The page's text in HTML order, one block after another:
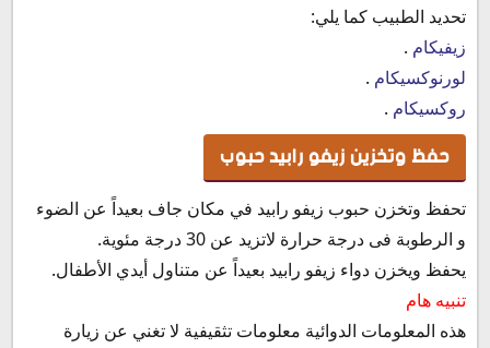
تحديد الطبيب كما يلي:
زيفيكام .
لورنوكسيكام .
روكسيكام .
حفظ وتخزين زيفو رابيد حبوب
تحفظ وتخزن حبوب زيفو رابيد في مكان جاف بعيداً عن الضوء
و الرطوبة فى درجة حرارة لاتزيد عن 30 درجة مئوية.
يحفظ ويخزن دواء زيفو رابيد بعيداً عن متناول أيدي الأطفال.
تنبيه هام
هذه المعلومات الدوائية معلومات تثقيفية لا تغني عن زيارة